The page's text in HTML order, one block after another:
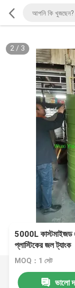
2/ 3
5000L কাস্টমাইজড
প্লাস্টিকের জল ট্যাংক
MOQ：1 সেট
ভালো